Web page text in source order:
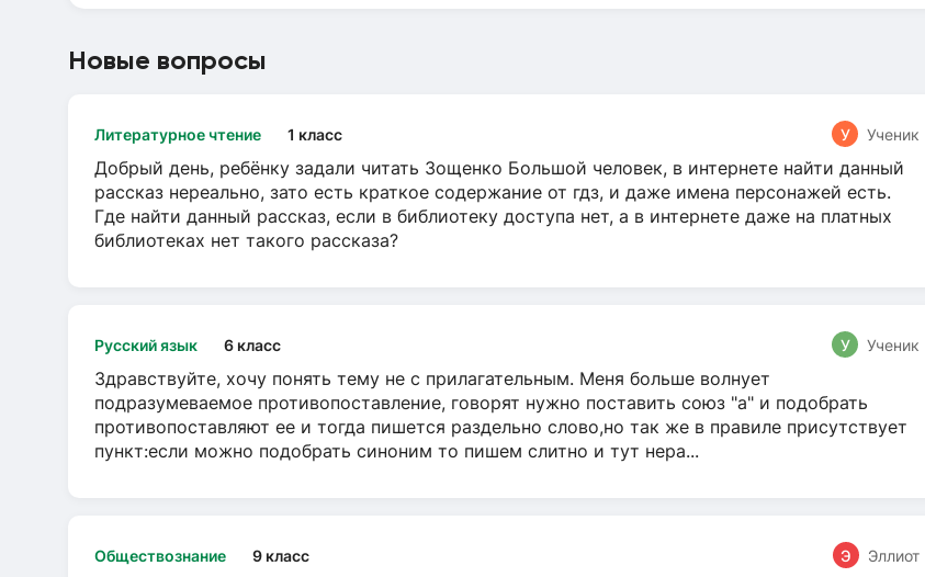
Новые вопросы
Литературное чтение 1 класс У Ученик
Добрый день, ребёнку задали читать Зощенко Большой человек, в интернете найти данный
рассказ нереально, зато есть краткое содержание от гдз, и даже имена персонажей есть.
Где найти данный рассказ, если в библиотеку доступа нет, а в интернете даже на платных
библиотеках нет такого рассказа?
Русский язык 6 класс У Ученик
Здравствуйте, хочу понять тему не с прилагательным. Меня больше волнует
подразумеваемое противопоставление, говорят нужно поставить союз "а" и подобрать
противопоставляют ее и тогда пишется раздельно слово,но так же в правиле присутствует
пункт:если можно подобрать синоним то пишем слитно и тут нера...
Обществознание 9 класс Э Эллиот